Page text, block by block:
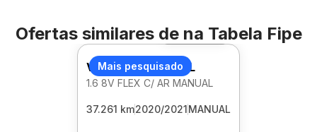
Ofertas similares de na Tabela Fipe
Mais pesquisado
Foto 360º
VOLKSWAGEN GOL
1.6 8V FLEX C/ AR MANUAL
37.261 km2020/2021MANUAL